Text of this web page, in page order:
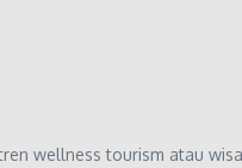
wellness tourism atau